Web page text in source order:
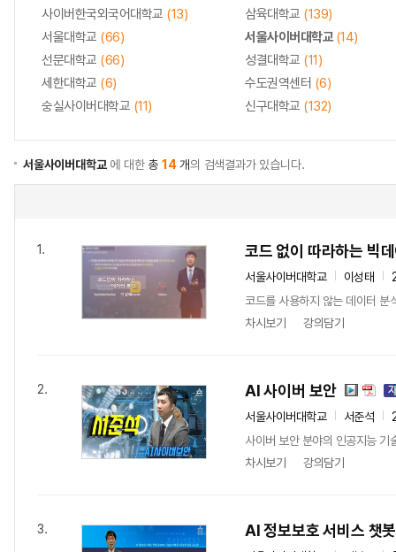
사이버한국외국어대학교 (13) 삼육대학교 (139)
서울대학교 (66) 서울사이버대학교(14)
선문대학교 (66) 성결대학교 (11)
세한대학교 (6) 수도권역센터 (6)
숭실사이버대학교 (11) 신구대학교 (132)
서울사이버대학교에 대한총 14 개의 검색결과가 있습니다.
1. 코드 없이 따라하는 빅
서울사이버대학교 이성태
코드를 사용하지 않는 데이터 분
차시보기
강의담기
2. AI 사이버 보안
서울사이버대학교 서준석
사이버 보안 분야의 인공지능 기
차시보기
강의담기
3. AI 정보보호 서비스 챗봇